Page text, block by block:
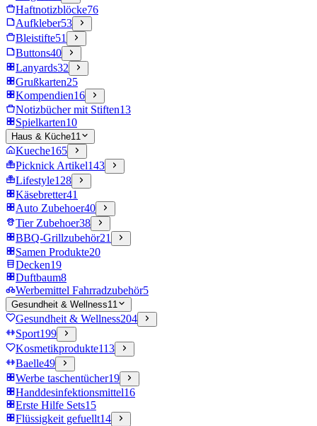
Haftnotizblöcke76
Aufkleber53
Bleistifte51
Buttons40
Lanyards32
Grußkarten25
Kompendien16
Notizbücher mit Stiften13
Spielkarten10
Haus & Küche11
Kueche165
Picknick Artikel143
Lifestyle128
Käsebretter41
Auto Zubehoer40
Tier Zubehoer38
BBQ-Grillzubehör21
Samen Produkte20
Decken19
Duftbaum8
Werbemittel Fahrradzubehör5
Gesundheit & Wellness11
Gesundheit & Wellness204
Sport199
Kosmetikprodukte113
Baelle49
Werbe taschentücher19
Handdesinfektionsmittel16
Erste Hilfe Sets15
Flüssigkeit gefuellt14